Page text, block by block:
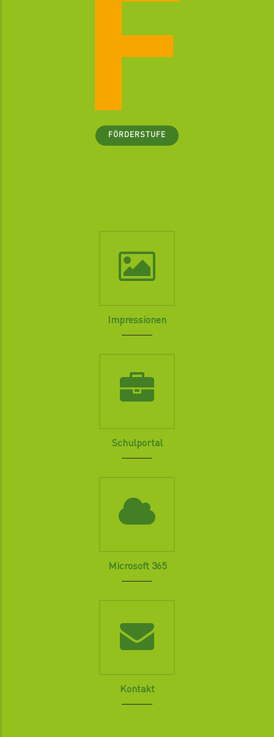
FÖRDERSTUFE
Impressionen
Schulportal
Microsoft 365
Kontakt